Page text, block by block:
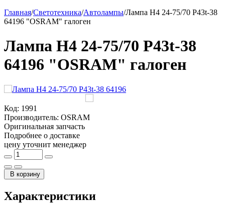
Главная/Светотехника/Автолампы/Лампа Н4 24-75/70 P43t-38
64196 "OSRAM" галоген
Лампа Н4 24-75/70 P43t-38
64196 "OSRAM" галоген
Код: 1991
Производитель: OSRAM
Оригинальная запчасть
Подробнее о доставке
цену уточнит менеджер
В корзину
Характеристики